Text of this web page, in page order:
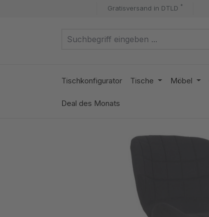
Zur Hauptnavigation springenGratisversand in DTLD *
Tischkonfigurator Tische Möbel
Deal des Monats
Bildergalerie überspringen